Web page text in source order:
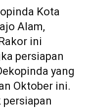
Kota
Alam,
ini
persiapan
yang
Oktober ini.
persiapan